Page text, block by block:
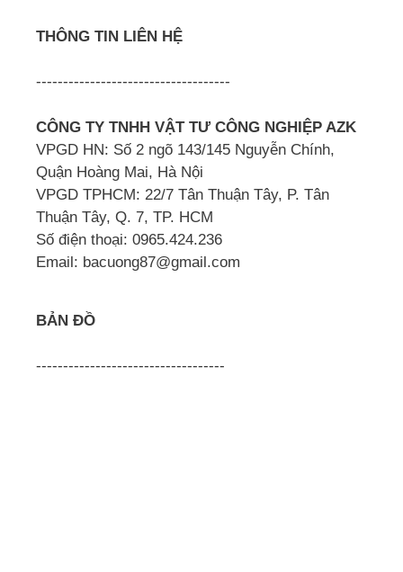
THÔNG TIN LIÊN HỆ
------------------------------------
CÔNG TY TNHH VẬT TƯ CÔNG NGHIỆP AZK
VPGD HN: Số 2 ngõ 143/145 Nguyễn Chính,
Quận Hoàng Mai, Hà Nội
VPGD TPHCM: 22/7 Tân Thuận Tây, P. Tân
Thuận Tây, Q. 7, TP. HCM
Số điện thoại: 0965.424.236
Email: bacuong87@gmail.com
BẢN ĐỒ
-----------------------------------